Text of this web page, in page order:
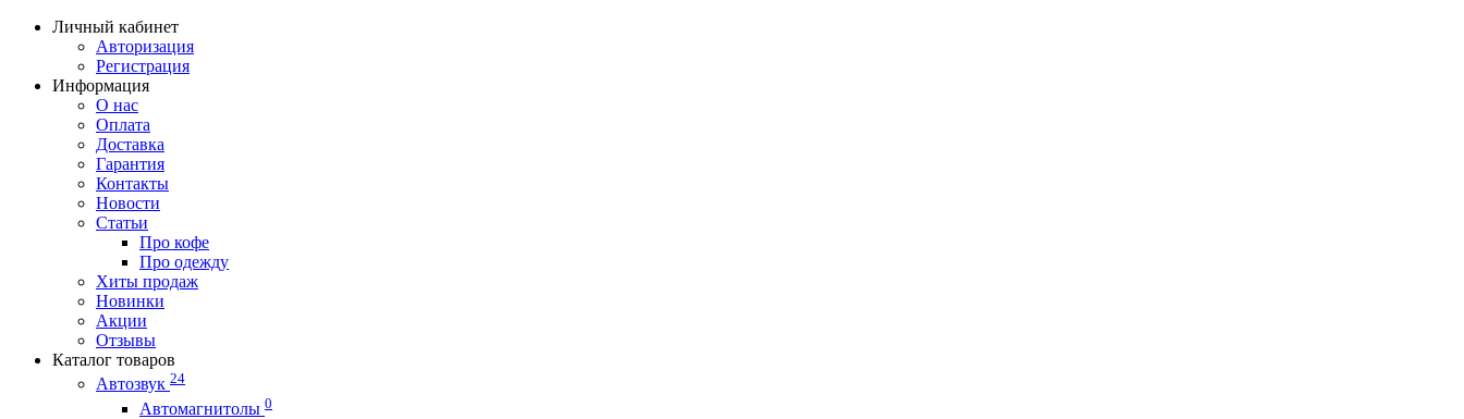
Личный кабинет
Авторизация
Регистрация
Информация
О нас
Оплата
Доставка
Гарантия
Контакты
Новости
Статьи
Про кофе
Про одежду
Хиты продаж
Новинки
Акции
Отзывы
Каталог товаров
Автозвук 24
Автомагнитолы 0